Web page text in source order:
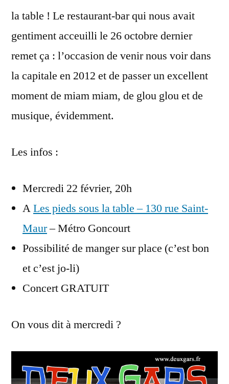
la table ! Le restaurant-bar qui nous avait
gentiment acceuilli le 26 octobre dernier
remet ça : l’occasion de venir nous voir dans
la capitale en 2012 et de passer un excellent
moment de miam miam, de glou glou et de
musique, évidemment.
Les infos :
Mercredi 22 février, 20h
ALes pieds sous la table – 130 rue Saint-
Maur– Métro Goncourt
Possibilité de manger sur place (c’est bon
et c’est jo-li)
Concert GRATUIT
On vous dit à mercredi ?